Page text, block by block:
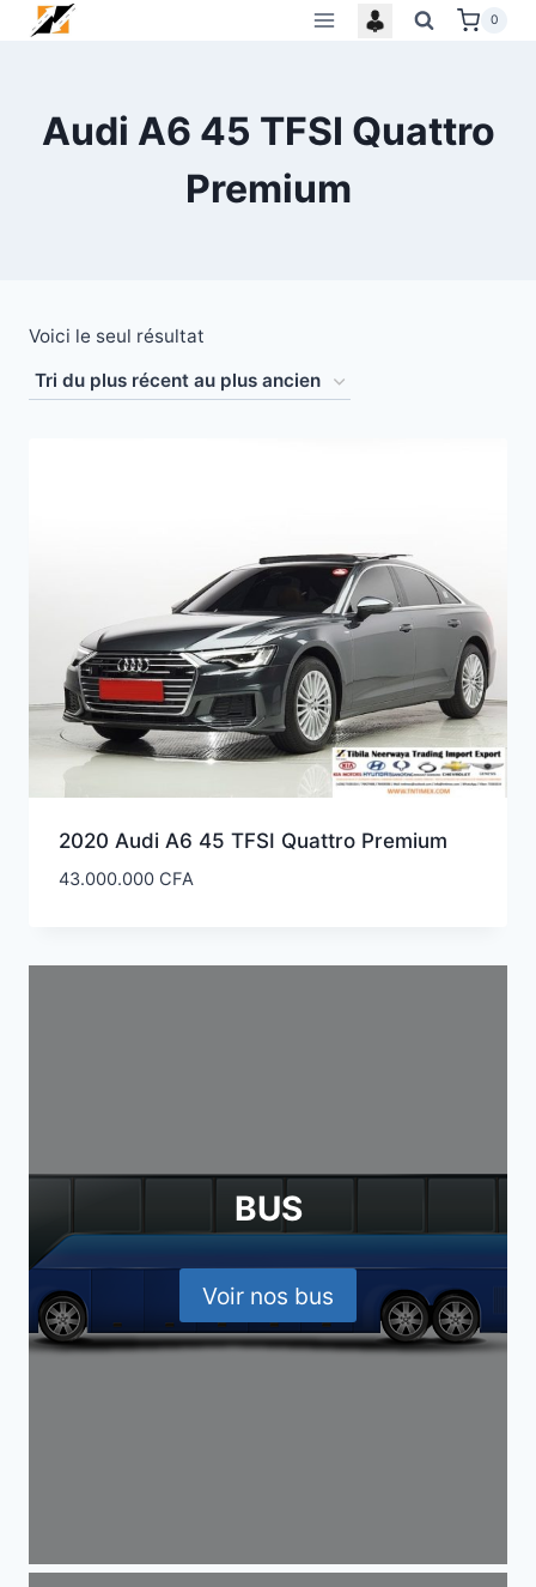
Skip
0
Audi A6 45 TFSI Quattro
Premium
Voici le seul résultat
2020 Audi A6 45 TFSI Quattro Premium
43.000.000 CFA
BUS
Voir nos bus